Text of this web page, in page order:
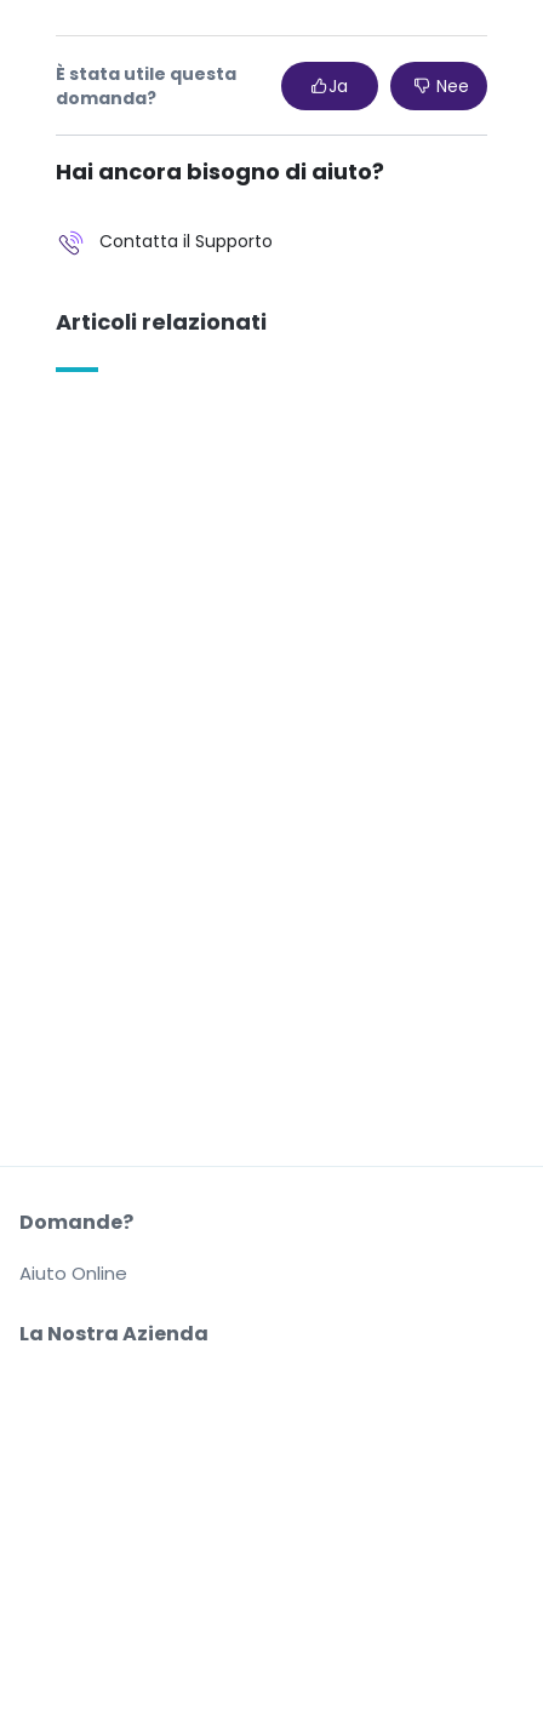
È stata utile questa
domanda?
Ja Nee
Hai ancora bisogno di aiuto?
Contatta il Supporto
Articoli relazionati
La Nostra Azienda
Domande?
Aiuto Online